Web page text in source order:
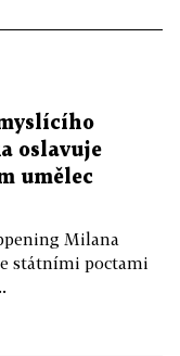
oslavuje
umělec
Milana
státními poctami